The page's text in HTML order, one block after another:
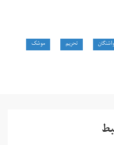
واشنگتن تحریم
موشک